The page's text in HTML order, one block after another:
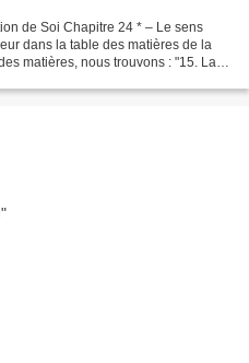
de Soi Chapitre 24 * – Le sens
dans la table des matières de la
matières, nous trouvons : "15. La